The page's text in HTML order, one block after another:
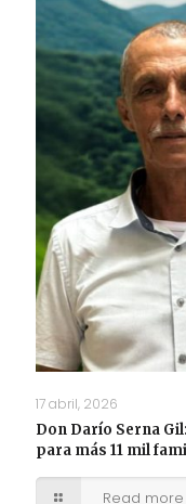
17 abril, 2026
Don Darío Serna
para más 11 mil
Read more